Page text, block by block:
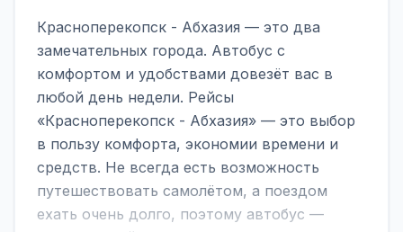
Красноперекопск - Абхазия — это два
замечательных города. Автобус с
комфортом и удобствами довезёт вас в
любой день недели. Рейсы
«Красноперекопск - Абхазия» — это выбор
в пользу комфорта, экономии времени и
средств. Не всегда есть возможность
путешествовать самолётом, а поездом
ехать очень долго, поэтому автобус —